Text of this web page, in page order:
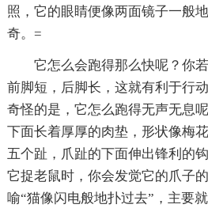
照，它的眼睛便像两面镜子一般
奇。=
它怎么会跑得那么快呢？你
前脚短，后脚长，这就有利于行
奇怪的是，它怎么跑得无声无息
下面长着厚厚的肉垫，形状像梅
五个趾，爪趾的下面伸出锋利的
它捉老鼠时，你会发觉它的爪子
喻“猫像闪电般地扑过去”，主要